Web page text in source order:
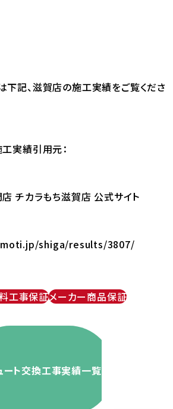
下記、滋賀店の施工実績をご覧くださ
実績引用元：
チカラもち滋賀店 公式サイト
shiga/results/3807/
工事保証メーカー商品保証
ート交換工事実績一覧